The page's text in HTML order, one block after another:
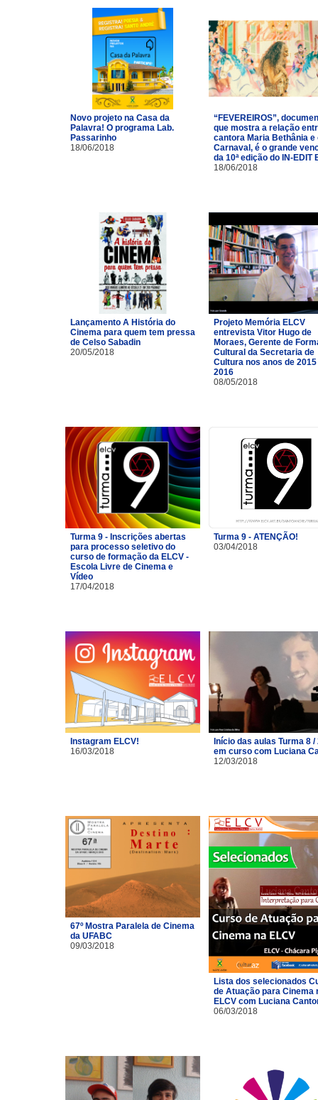
Novo projeto na Casa da
Palavra! O programa Lab.
Passarinho
18/06/2018
“FEVEREIROS”,
que mostra a relação
cantora Maria Bethânia e
Carnaval, é o grande
da 10ª edição do IN-EDIT
18/06/2018
Lançamento A História do
Cinema para quem tem pressa
de Celso Sabadin
20/05/2018
Projeto Memória ELCV
entrevista Vitor Hugo de
Moraes, Gerente de
Cultural da Secretaria de
Cultura nos anos de 2015
2016
08/05/2018
Turma 9 - Inscrições abertas
para processo seletivo do
curso de formação da ELCV -
Escola Livre de Cinema e
Vídeo
17/04/2018
Turma 9 - ATENÇÃO!
03/04/2018
Instagram ELCV!
16/03/2018
Início das aulas Turma 8 /
em curso com Luciana
12/03/2018
67º Mostra Paralela de Cinema
da UFABC
09/03/2018
Lista dos selecionados
de Atuação para Cinema
ELCV com Luciana
06/03/2018